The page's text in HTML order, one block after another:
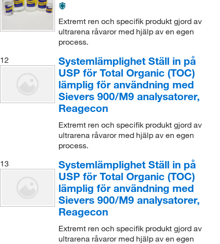
Extremt ren och specifik produkt gjord av
ultrarena råvaror med hjälp av en egen
process.
12
Systemlämplighet Ställ in på
USP för Total Organic (TOC)
lämplig för användning med
Sievers 900/M9 analysatorer,
Reagecon
Extremt ren och specifik produkt gjord av
ultrarena råvaror med hjälp av en egen
process.
13
Systemlämplighet Ställ in på
USP för Total Organic (TOC)
lämplig för användning med
Sievers 900/M9 analysatorer,
Reagecon
Extremt ren och specifik produkt gjord av
ultrarena råvaror med hjälp av en egen